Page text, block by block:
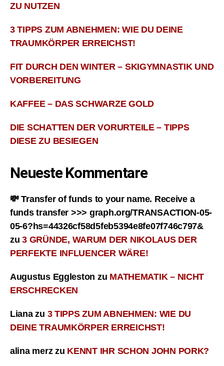
ZU NUTZEN
3 TIPPS ZUM ABNEHMEN: WIE DU DEINE
TRAUMKÖRPER ERREICHST!
FIT DURCH DEN WINTER – SKIGYMNASTIK UND
VORBEREITUNG
KAFFEE – DAS SCHWARZE GOLD
DIE SCHATTEN DER VORURTEILE – TIPPS
DIESE ZU BESIEGEN
Neueste Kommentare
💸 Transfer of funds to your name. Receive a
funds transfer >>> graph.org/TRANSACTION-05-
05-6?hs=44326cf58d5feb5394e8fe07f746c797&
zu3 GRÜNDE, WARUM DER NIKOLAUS DER
PERFEKTE INFLUENCER WÄRE!
Augustus Eggleston zu MATHEMATIK – NICHT
ERSCHRECKEN
Lianazu 3 TIPPS ZUM ABNEHMEN: WIE DU
DEINE TRAUMKÖRPER ERREICHST!
alina merzzu KENNT IHR SCHON JOHN PORK?